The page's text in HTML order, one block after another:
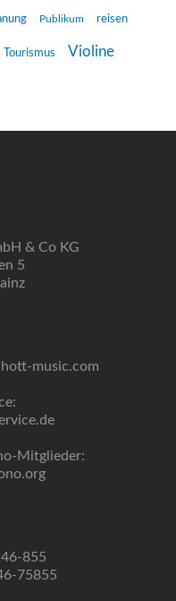
Publikum reisen
Tourismus Violine
& Co KG
5
music.com
Mitglieder:
855
75855